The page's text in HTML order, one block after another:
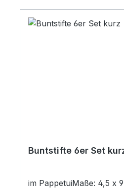
Buntstifte 6er Set
im PappetuiMaße: 4,5 x